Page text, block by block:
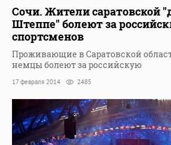
Сочи. Жители саратовской
Штеппе" болеют за
спортсменов
Проживающие в Саратовской
немцы болеют за российскую
17 февраля 2014 2485